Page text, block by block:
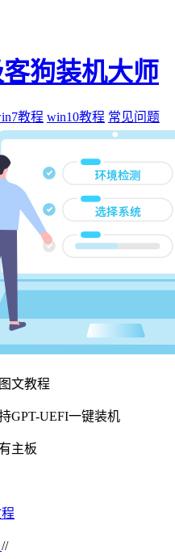
狗装机大师
教程 win10教程 常见问题
文教程
GPT-UEFI一键装机
主板
//